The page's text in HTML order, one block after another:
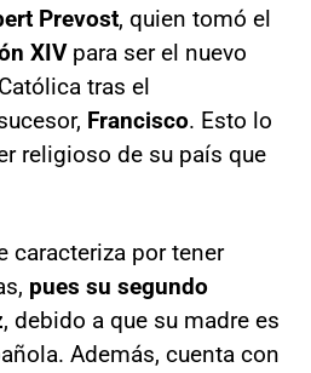
Prevost, quien tomó el
XIV para ser el nuevo
tras el
Francisco. Esto lo
religioso de su país que
caracteriza por tener
pues su segundo
, debido a que su madre es
Además, cuenta con